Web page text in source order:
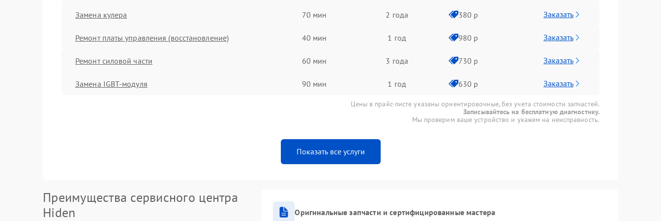
Замена кулера 70 мин 2 года 380 р Заказать
Ремонт платы управления (восстановление) 40 мин 1 год 980 р Заказать
Ремонт силовой части 60 мин 3 года 730 р Заказать
Замена IGBT-модуля 90 мин 1 год 630 р Заказать
Цены в прайс-листе указаны ориентировочные, без учета стоимости запчастей.
Записывайтесь на бесплатную диагностику.
Мы проверим ваше устройство и укажем на неисправность.
Показать все услуги
Преимущества сервисного центра
Hiden
Оригинальные запчасти и сертифицированные мастера